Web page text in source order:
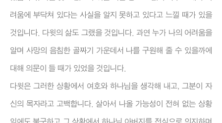
려움에 부닥쳐 있다는 사실을 알지 못하고 있다고 느낄 때가 있을
것입니다. 다윗의 삶도 그랬을 것입니다. 과연 누가 나의 어려움을
알며 사망의 음침한 골짜기 가운데서 나를 구원해 줄 수 있을까에
대해 의문이 들 때가 있었을 것입니다.
다윗은 그러한 상황에서 여호와 하나님을 생각해 내고, 그분이 자
신의 목자라고 고백합니다. 살아서 나올 가능성이 전혀 없는 상황